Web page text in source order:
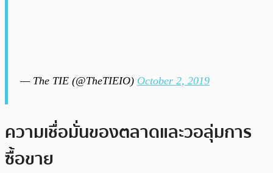
— The TIE (@TheTIEIO) October 2, 2019
ความเชื่อมั่นของตลาดและวอลุ่มการ
ซื้อขาย